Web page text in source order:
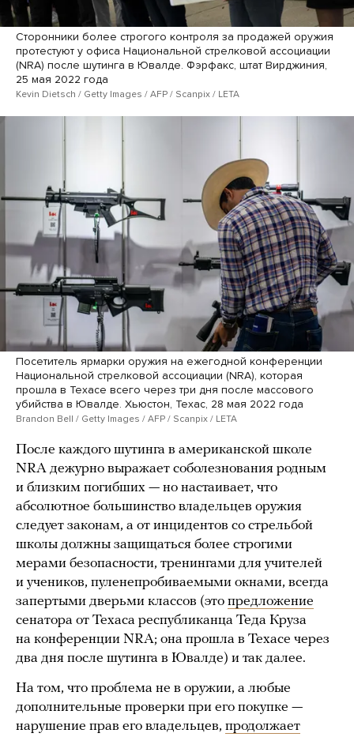
Сторонники более строгого контроля за продажей оружия
протестуют у офиса Национальной стрелковой ассоциации
(NRA) после шутинга в Ювалде. Фэрфакс, штат Вирджиния,
25 мая 2022 года
Kevin Dietsch / Getty Images / AFP / Scanpix / LETA
Посетитель ярмарки оружия на ежегодной конференции
Национальной стрелковой ассоциации (NRA), которая
прошла в Техасе всего через три дня после массового
убийства в Ювалде. Хьюстон, Техас, 28 мая 2022 года
Brandon Bell / Getty Images / AFP / Scanpix / LETA
После каждого шутинга в американской школе
NRA дежурно выражает соболезнования родным
и близким погибших — но настаивает, что
абсолютное большинство владельцев оружия
следует законам, а от инцидентов со стрельбой
школы должны защищаться более строгими
мерами безопасности, тренингами для учителей
и учеников, пуленепробиваемыми окнами, всегда
запертыми дверьми классов (это предложение
сенатора от Техаса республиканца Теда Круза
на конференции NRA; она прошла в Техасе через
два дня после шутинга в Ювалде) и так далее.
На том, что проблема не в оружии, а любые
дополнительные проверки при его покупке —
нарушение прав его владельцев, продолжает